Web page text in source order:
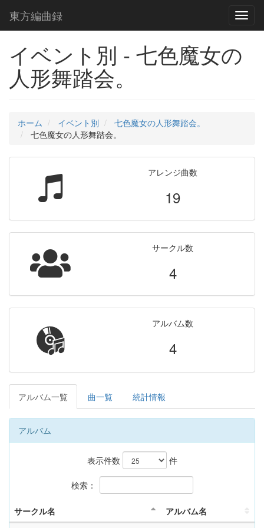
東方編曲録
イベント別 - 七色魔女の
人形舞踏会。
ホーム イベント別
七色魔女の人形舞踏会。
七色魔女の人形舞踏会。
アレンジ曲数
19
サークル数
4
アルバム数
4
アルバム一覧 曲一覧 統計情報
アルバム
表示件数 件
検索：
サークル名 アルバム名